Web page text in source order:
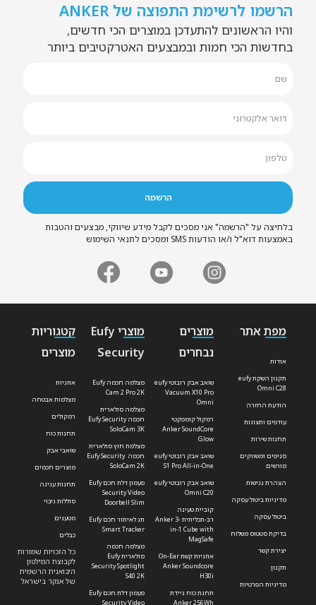
הרשמו לרשימת התפוצה של ANKER
והיו הראשונים להתעדכן במוצרים הכי חדשים,
בחדשות הכי חמות ובמבצעים האטרקטיבים ביותר
בלחיצה על "הרשמה" אני מסכים לקבל מידע שיווקי, מבצעים והטבות
באמצעות דוא"ל ו/או הודעות SMS ומסכים לתנאי השימוש
מפת אתר
אודות
תקנון השקת eufy
Omni C28
הודעת החזרה
עודפים ותצוגות
תחנות שירות
סניפים ומשווקים
מורשים
הצהרת נגישות
מדיניות ביטול עסקה
ביטול עסקה
בדיקת סטטוס משלוח
יצירת קשר
תקנון
מדיניות הפרטיות
מוצרים
נבחרים
שואב אבק רובוטי eufy
Vacuum X10 Pro
Omni
רמקול קומפקטי
Anker SoundCore
Glow
שואב אבק רובוטי eufy
S1 Pro All-in-One
שואב אבק רובוטי eufy
Omni C20
קוביית טעינה
רב-תכליתית Anker 3-
in-1 Cube with
MagSafe
אוזניות קשת On-Ear
Anker Soundcore
H30i
תחנת כוח ניידת
Anker 256Wh
מוצרי Eufy
Security
מצלמה חכמה Eufy
Cam 2 Pro 2K
מצלמה סולארית
חכמה Eufy Security
SoloCam 3K
מצלמת חוץ סולארית
חכמה Eufy Security
SoloCam 2K
פעמון דלת חכם Eufy
Security Video
Doorbell Slim
תג לאיתור חכם Eufy
Smart Tracker
מצלמה חכמה
סולארית Eufy
Security Spotlight
S40 2K
פעמון דלת חכם Eufy
Security Video
קטגוריות
מוצרים
אוזניות
מצלמות אבטחה
רמקולים
תחנות כוח
שואבי אבק
מוצרים חכמים
תחנות עגינה
סוללות גיבוי
מטענים
כבלים
כל הזכויות שמורות
לקבוצת המילטון
היבואנית הרשמית
של אנקר בישראל